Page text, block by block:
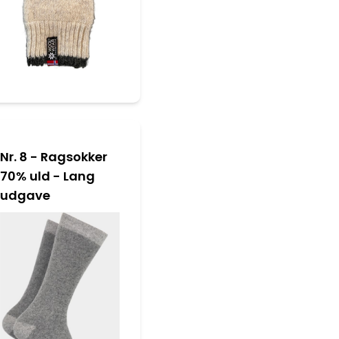
Nr. 8 - Ragsokker
70% uld - Lang
udgave